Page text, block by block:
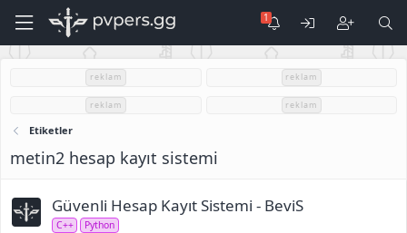
reklam reklam
reklam reklam
Etiketler
metin2 hesap kayıt sistemi
Güvenli Hesap Kayıt Sistemi - BeviS
C++ Python